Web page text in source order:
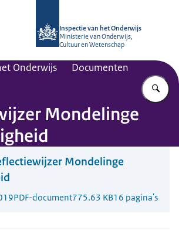
Inspectie van het Onderwijs
Ministerie van Onderwijs,
Cultuur en Wetenschap
Onderwijs Documenten
Mondelinge
Mondelinge
PDF-document775.63 KB16 pagina's